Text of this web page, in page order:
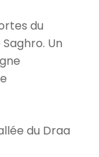
du
Un
du Draa